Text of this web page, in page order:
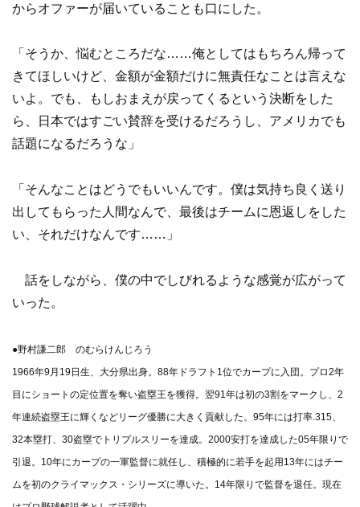
からオファーが届いていることも口にした。
「そうか、悩むところだな……俺としてはもちろん帰って
きてほしいけど、金額が金額だけに無責任なことは言えな
いよ。でも、もしおまえが戻ってくるという決断をした
ら、日本ではすごい賛辞を受けるだろうし、アメリカでも
話題になるだろうな」
「そんなことはどうでもいいんです。僕は気持ち良く送り
出してもらった人間なんで、最後はチームに恩返しをした
い、それだけなんです……」
話をしながら、僕の中でしびれるような感覚が広がって
いった。
●野村謙二郎 のむらけんじろう
1966年9月19日生、大分県出身。88年ドラフト1位でカープに入団。プロ2年
目にショートの定位置を奪い盗塁王を獲得。翌91年は初の3割をマークし、2
年連続盗塁王に輝くなどリーグ優勝に大きく貢献した。95年には打率.315、
32本塁打、30盗塁でトリプルスリーを達成。2000安打を達成した05年限りで
引退。10年にカープの一軍監督に就任し、積極的に若手を起用13年にはチー
ムを初のクライマックス・シリーズに導いた。14年限りで監督を退任。現在